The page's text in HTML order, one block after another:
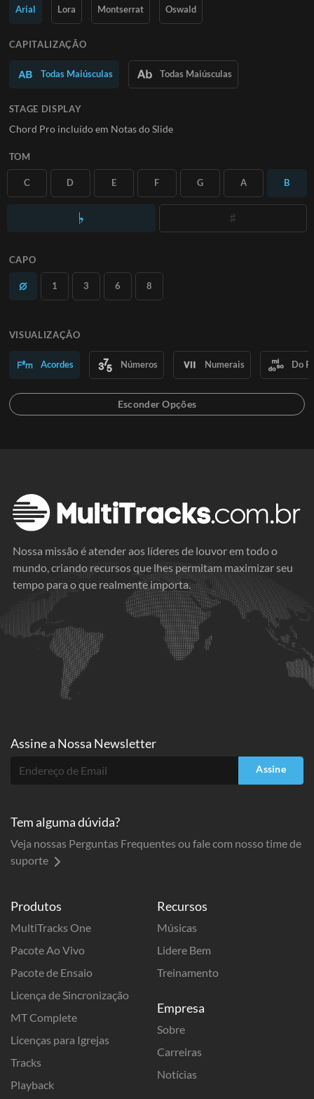
Saiba Mais
Arial Lora Montserrat Oswald
CAPITALIZAÇÃO
Todas Maiúsculas Todas Maiúsculas
STAGE DISPLAY
Chord Pro incluído em Notas do Slide
TOM
C D E F G A B
CAPO
1 3 6 8
VISUALIZAÇÃO
Acordes Números Numerais Do
Nossa missão é atender aos líderes de louvor em todo o
mundo, criando recursos que lhes permitam maximizar seu
tempo para o que realmente importa.
Produtos
MultiTracks One
Pacote Ao Vivo
Pacote de Ensaio
Licença de Sincronização
MT Complete
Licenças para Igrejas
Tracks
Playback
Recursos
Músicas
Lidere Bem
Treinamento
Empresa
Sobre
Carreiras
Notícias
Assine a Nossa Newsletter
Assine
Tem alguma dúvida?
Veja nossas Perguntas Frequentes ou fale com nosso time de
suporte